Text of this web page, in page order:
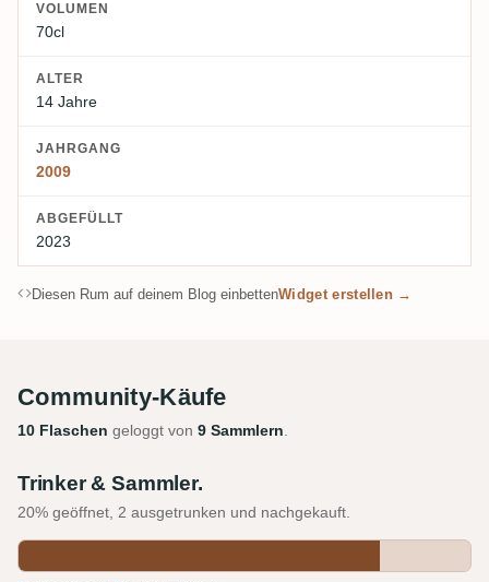
VOLUMEN
70cl
ALTER
14 Jahre
JAHRGANG
2009
ABGEFÜLLT
2023
Diesen Rum auf deinem Blog einbettenWidget erstellen →
Community-Käufe
10 Flaschen geloggt von 9 Sammlern.
Trinker & Sammler.
20% geöffnet, 2 ausgetrunken und nachgekauft.